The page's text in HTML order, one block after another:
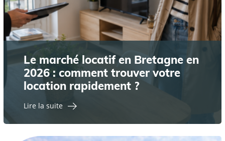
Le marché locatif en Bretagne en
2026 : comment trouver votre
location rapidement ?
Lire la suite